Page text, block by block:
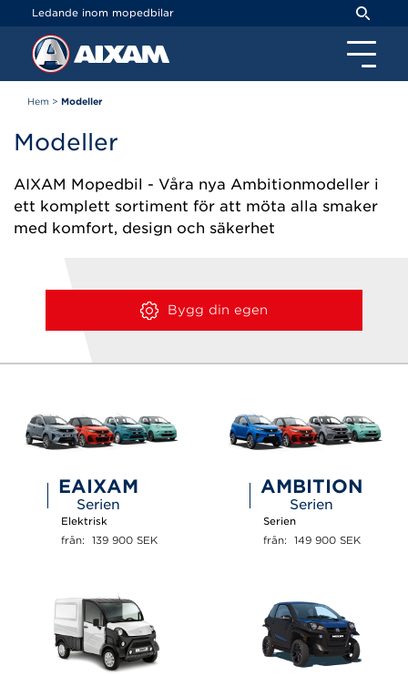
Ledande inom mopedbilar
Hem > Modeller
Modeller
AIXAM Mopedbil - Våra nya Ambitionmodeller i
ett komplett sortiment för att möta alla smaker
med komfort, design och säkerhet
Bygg din egen
EAIXAM
Serien
Elektrisk
från:  139 900 SEK
AMBITION
Serien
Serien
från:  149 900 SEK
Cookie- hanteringspanel